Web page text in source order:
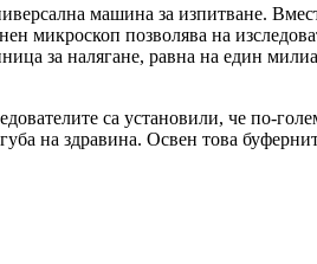
машина за изпитване.
микроскоп позволява на
за налягане, равна на един
са установили, че по-
на здравина. Освен това